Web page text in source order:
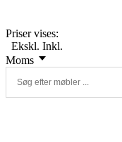
Priser vises:
Ekskl. Inkl.
Moms